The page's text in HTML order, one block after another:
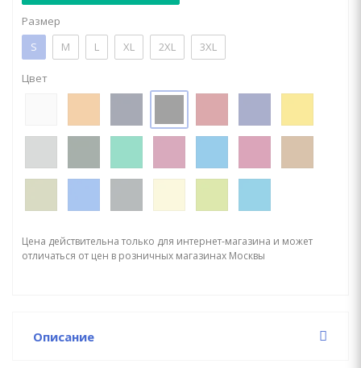
Размер
S
M L XL 2XL 3XL
Цвет
Цена действительна только для интернет-магазина и может
отличаться от цен в розничных магазинах Москвы
Описание